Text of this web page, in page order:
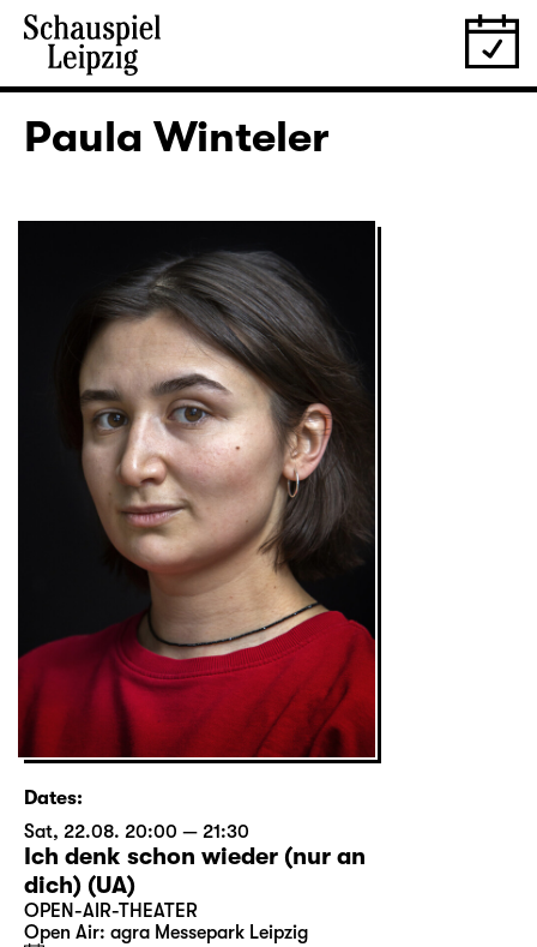
Paula Winteler
Dates:
Sat, 22.08. 20:00 — 21:30
Ich denk schon wieder (nur an
dich) (UA)
OPEN-AIR-THEATER
Open Air: agra Messepark Leipzig